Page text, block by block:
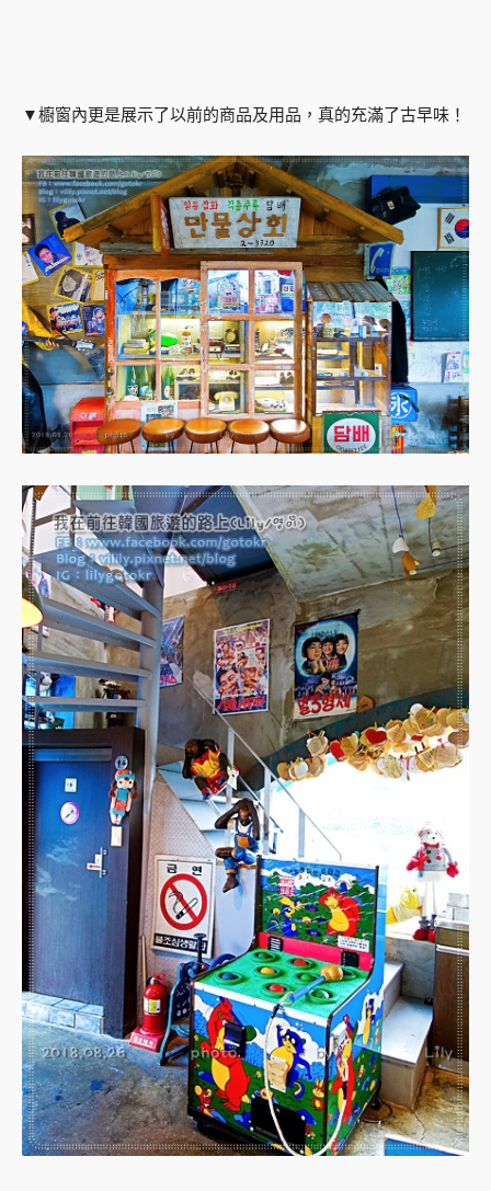
▼櫥窗內更是展示了以前的商品及用品，真的充滿了古早味！